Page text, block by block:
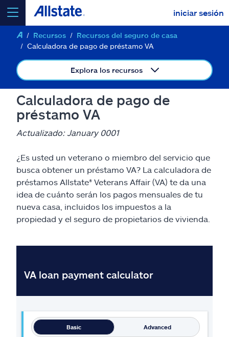
iniciar sesión
seleccionar un producto paracotizar
Select a Product
ir
Seguros y más
Explore Allstate
Recursos
Recursos del seguro de casa
Calculadora de pago de préstamo VA
Explora los recursos
Calculadora de pago de
préstamo VA
Actualizado: January 0001
¿Es usted un veterano o miembro del servicio que
busca obtener un préstamo VA? La calculadora de
préstamos Allstate® Veterans Affair (VA) te da una
idea de cuánto serán los pagos mensuales de tu
nueva casa, incluidos los impuestos a la
propiedad y el seguro de propietarios de vivienda.